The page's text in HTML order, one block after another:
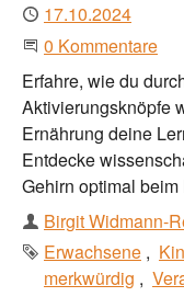
Publiziert
17.10.2024
Beginne eine
0 Kommentare
Erfahre, wie du
Aktivierungsknöpfe
Ernährung deine
Entdecke
Gehirn optimal
Autor
Birgit Widmann-
Schlagworte
Erwachsene
merkwürdig